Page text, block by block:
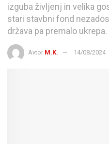
izguba življenj in velika
stari stavbni fond
država pa premalo ukrepa.
Avtor M.K. 14/08/2024